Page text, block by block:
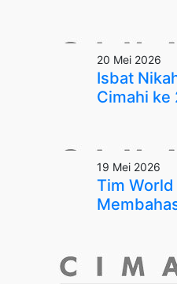
20 Mei 2026
Isbat
Cimahi ke
19 Mei 2026
Tim World